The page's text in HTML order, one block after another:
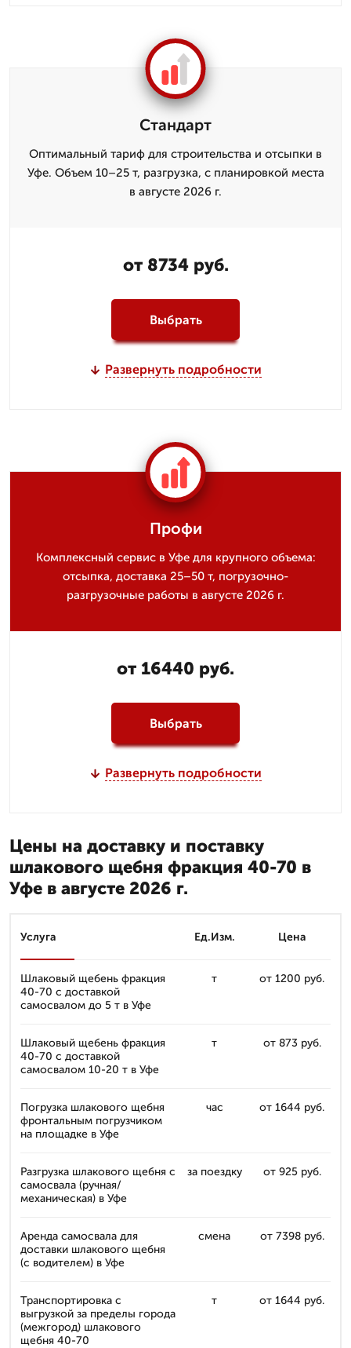
Стандарт
Оптимальный тариф для строительства и отсыпки в
Уфе. Объем 10–25 т, разгрузка, с планировкой места
в августе 2026 г.
от 8734 руб.
Выбрать
Развернуть подробности
Профи
Комплексный сервис в Уфе для крупного объема:
отсыпка, доставка 25–50 т, погрузочно-
разгрузочные работы в августе 2026 г.
от 16440 руб.
Выбрать
Развернуть подробности
Цены на доставку и поставку
шлакового щебня фракция 40-70 в
Уфе в августе 2026 г.
Услуга Ед.Изм. Цена
Шлаковый щебень фракция
40-70 с доставкой
самосвалом до 5 т в Уфе
т от 1200 руб.
Шлаковый щебень фракция
40-70 с доставкой
самосвалом 10-20 т в Уфе
т от 873 руб.
Погрузка шлакового щебня
фронтальным погрузчиком
на площадке в Уфе
час от 1644 руб.
Разгрузка шлакового щебня с
самосвала (ручная/
механическая) в Уфе
за поездку от 925 руб.
Аренда самосвала для
доставки шлакового щебня
(с водителем) в Уфе
смена от 7398 руб.
Транспортировка с
выгрузкой за пределы города
(межгород) шлакового
щебня 40-70
т от 1644 руб.